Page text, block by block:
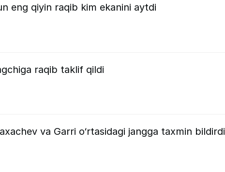
eng qiyin raqib kim ekanini aytdi
raqib taklif qildi
va Garri o‘rtasidagi jangga taxmin bildirdi